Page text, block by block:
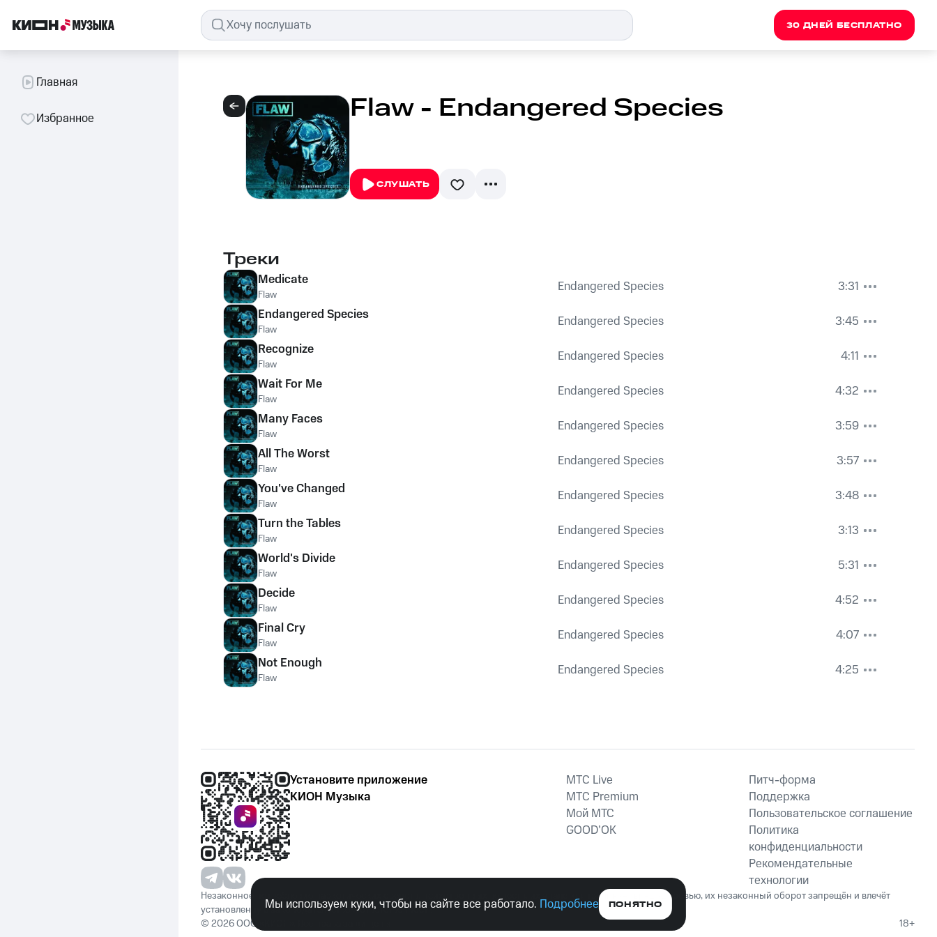
30 ДНЕЙ БЕСПЛАТНО
Главная
Избранное Flaw - Endangered Species
СЛУШАТЬ
Треки
Medicate
Flaw Endangered Species
3:31
Endangered Species
Flaw Endangered Species
3:45
Recognize
Flaw Endangered Species
4:11
Wait For Me
Flaw Endangered Species
4:32
Many Faces
Flaw Endangered Species
3:59
All The Worst
Flaw Endangered Species
3:57
You've Changed
Flaw Endangered Species
3:48
Turn the Tables
Flaw Endangered Species
3:13
World's Divide
Flaw Endangered Species
5:31
Decide
Flaw Endangered Species
4:52
Final Cry
Flaw Endangered Species
4:07
Not Enough
Flaw Endangered Species 4:25
Установите приложение
КИОН Музыка
MTС Live
MTС Premium
Мой МТС
GOOD’OK
Питч-форма
Поддержка
Пользовательское соглашение
Политика
конфиденциальности
Рекомендательные
технологии
Незаконное потребление наркотических средств, психотропных веществ, их аналогов причиняет вред здоровью, их незаконный оборот запрещён и влечёт
установленную законодательством ответственность.
© 2026 ООО «КИОН». Все права защищены
18+
Мы используем куки, чтобы на сайте все работало. Подробнее ПОНЯТНО